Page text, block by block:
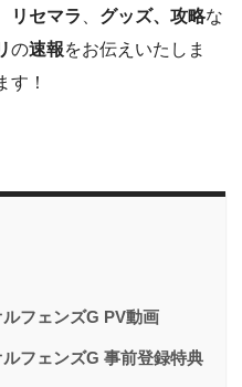
リセマラ グッズ、攻略な
の速報をお伝えいたしま
す！
フェンズG PV動画
フェンズG 事前登録特典